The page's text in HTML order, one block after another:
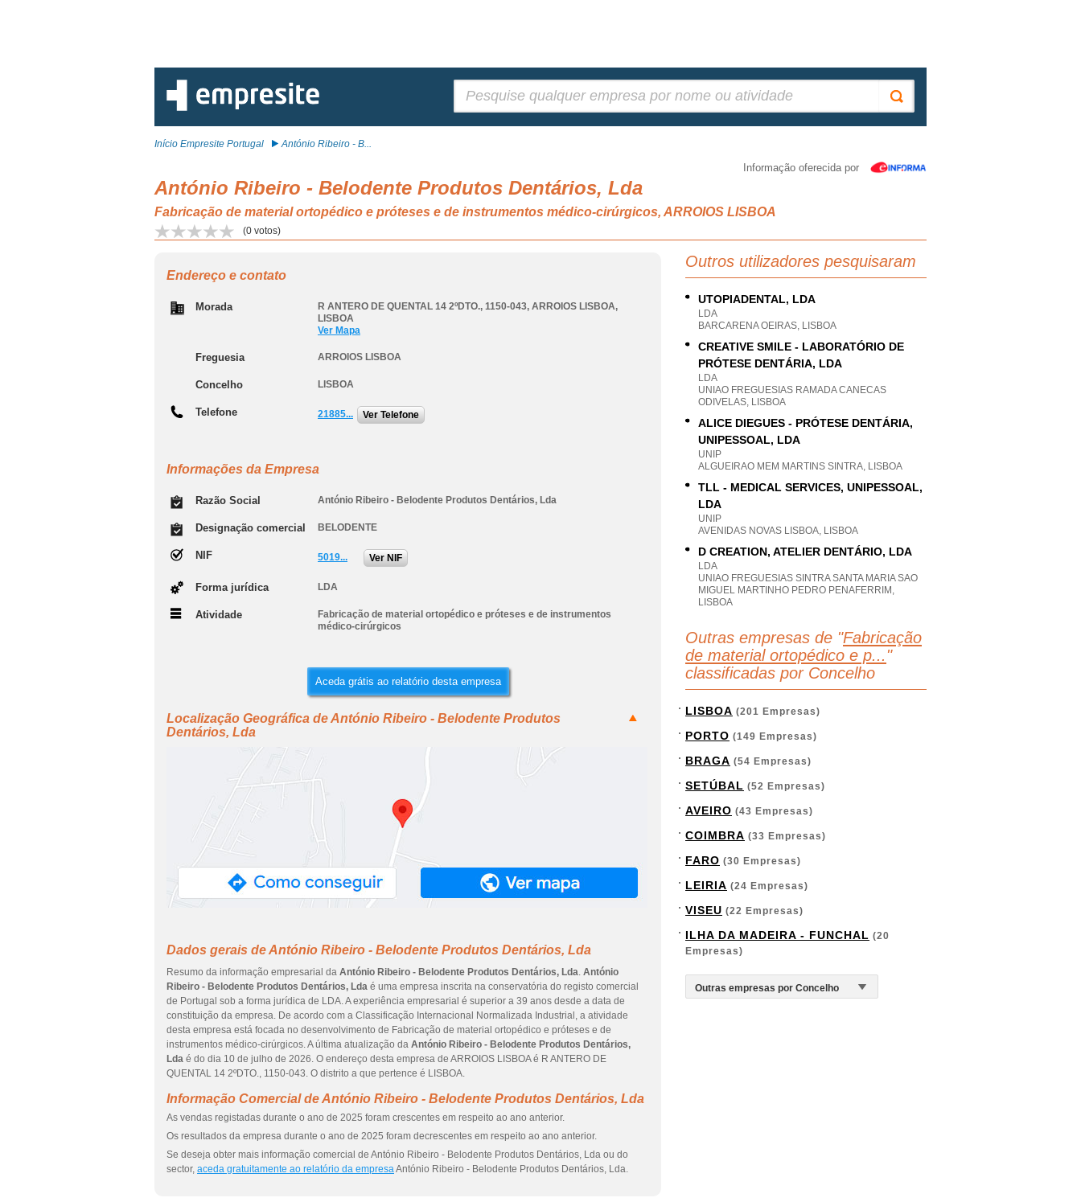
Início Empresite Portugal António Ribeiro - B...
Informação oferecida por
António Ribeiro - Belodente Produtos Dentários, Lda
Fabricação de material ortopédico e próteses e de instrumentos médico-cirúrgicos, ARROIOS LISBOA
(0 votos)
Endereço e contato
Morada R ANTERO DE QUENTAL 14 2ºDTO., 1150-043, ARROIOS LISBOA,
LISBOA
Ver Mapa
Freguesia ARROIOS LISBOA
Concelho LISBOA
Telefone 21885... Ver Telefone
Informações da Empresa
Razão Social António Ribeiro - Belodente Produtos Dentários, Lda
Designação comercial BELODENTE
NIF 5019... Ver NIF
Forma jurídica LDA
Atividade
Fabricação de material ortopédico e próteses e de instrumentos
médico-cirúrgicos
Aceda grátis ao relatório desta empresa
Localização Geográfica de António Ribeiro - Belodente Produtos
Dentários, Lda
Dados gerais de António Ribeiro - Belodente Produtos Dentários, Lda
Resumo da informação empresarial da António Ribeiro - Belodente Produtos Dentários, Lda. António
Ribeiro - Belodente Produtos Dentários, Lda é uma empresa inscrita na conservatória do registo comercial
de Portugal sob a forma jurídica de LDA. A experiência empresarial é superior a 39 anos desde a data de
constituição da empresa. De acordo com a Classificação Internacional Normalizada Industrial, a atividade
desta empresa está focada no desenvolvimento de Fabricação de material ortopédico e próteses e de
instrumentos médico-cirúrgicos. A última atualização da António Ribeiro - Belodente Produtos Dentários,
Lda é do dia 10 de julho de 2026. O endereço desta empresa de ARROIOS LISBOA é R ANTERO DE
QUENTAL 14 2ºDTO., 1150-043. O distrito a que pertence é LISBOA.
Informação Comercial de António Ribeiro - Belodente Produtos Dentários, Lda
As vendas registadas durante o ano de 2025 foram crescentes em respeito ao ano anterior.
Os resultados da empresa durante o ano de 2025 foram decrescentes em respeito ao ano anterior.
Se deseja obter mais informação comercial de António Ribeiro - Belodente Produtos Dentários, Lda ou do
sector, aceda gratuitamente ao relatório da empresaAntónio Ribeiro - Belodente Produtos Dentários, Lda.
Outros utilizadores pesquisaram
UTOPIADENTAL, LDA
LDA
BARCARENA OEIRAS, LISBOA
CREATIVE SMILE - LABORATÓRIO DE
PRÓTESE DENTÁRIA, LDA
LDA
UNIAO FREGUESIAS RAMADA CANECAS
ODIVELAS, LISBOA
ALICE DIEGUES - PRÓTESE DENTÁRIA,
UNIPESSOAL, LDA
UNIP
ALGUEIRAO MEM MARTINS SINTRA, LISBOA
TLL - MEDICAL SERVICES, UNIPESSOAL,
LDA
UNIP
AVENIDAS NOVAS LISBOA, LISBOA
D CREATION, ATELIER DENTÁRIO, LDA
LDA
UNIAO FREGUESIAS SINTRA SANTA MARIA SAO
MIGUEL MARTINHO PEDRO PENAFERRIM,
LISBOA
Outras empresas de "Fabricação
de material ortopédico e p... "
classificadas por Concelho
LISBOA (201 Empresas)
PORTO (149 Empresas)
BRAGA (54 Empresas)
SETÚBAL (52 Empresas)
AVEIRO (43 Empresas)
COIMBRA (33 Empresas)
FARO (30 Empresas)
LEIRIA (24 Empresas)
VISEU (22 Empresas)
ILHA DA MADEIRA - FUNCHAL (20
Empresas)